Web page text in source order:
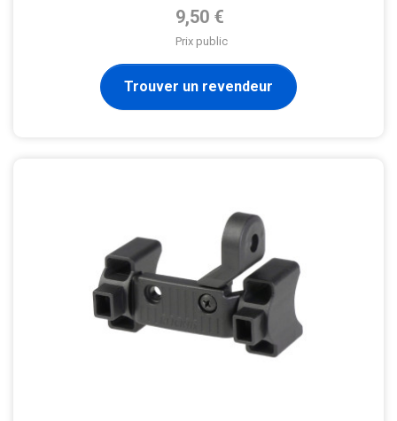
Prix de base
9,50 €
Prix public
Trouver un revendeur